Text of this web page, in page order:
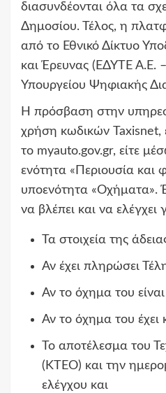
διασυνδέονται όλα τα
Δημοσίου. Τέλος, η
από το Εθνικό Δίκτυο
και Έρευνας (ΕΔΥΤΕ Α.Ε.
Υπουργείου Ψηφιακής
Η πρόσβαση στην
χρήση κωδικών Taxisnet,
το myauto.gov.gr, είτε
ενότητα «Περιουσία και
υποενότητα «Οχήματα».
να βλέπει και να
Τα στοιχεία της
Αν έχει πληρώσει
Αν το όχημα του
Αν το όχημα του έχει
Το αποτέλεσμα του
(ΚΤΕΟ) και την
ελέγχου και